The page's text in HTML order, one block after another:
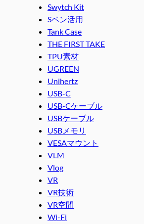
Swytch Kit
Sペン活用
Tank Case
THE FIRST TAKE
TPU素材
UGREEN
Unihertz
USB-C
USB-Cケーブル
USBケーブル
USBメモリ
VESAマウント
VLM
Vlog
VR
VR技術
VR空間
Wi-Fi